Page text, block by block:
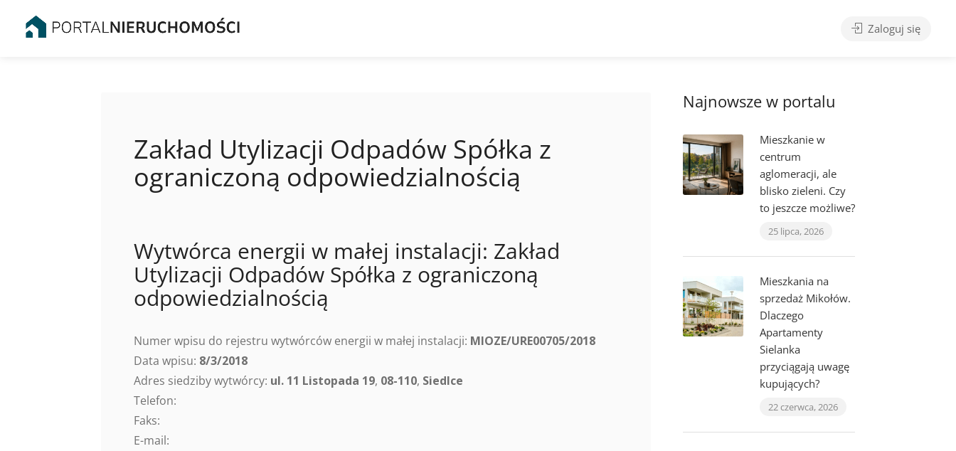
Zaloguj się
Zakład Utylizacji Odpadów Spółka z
ograniczoną odpowiedzialnością
Wytwórca energii w małej instalacji: Zakład
Utylizacji Odpadów Spółka z ograniczoną
odpowiedzialnością
Numer wpisu do rejestru wytwórców energii w małej instalacji: MIOZE/URE00705/2018
Data wpisu: 8/3/2018
Adres siedziby wytwórcy: ul. 11 Listopada 19, 08-110, Siedlce
Telefon:
Faks:
E-mail:
Najnowsze w portalu
Mieszkanie w
centrum
aglomeracji, ale
blisko zieleni. Czy
to jeszcze możliwe?
25 lipca, 2026
Mieszkania na
sprzedaż Mikołów.
Dlaczego
Apartamenty
Sielanka
przyciągają uwagę
kupujących?
22 czerwca, 2026